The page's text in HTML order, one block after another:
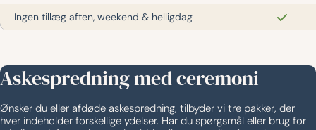
Ingen tillæg aften, weekend & helligdag
Askespredning med ceremoni
Ønsker du eller afdøde askespredning, tilbyder vi tre pakker, der
hver indeholder forskellige ydelser. Har du spørgsmål eller brug for